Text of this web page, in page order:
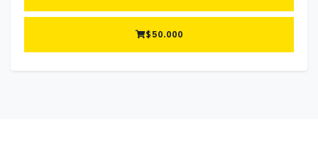
$50.000